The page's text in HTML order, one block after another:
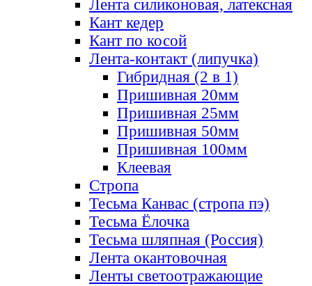
Лента силиконовая, латексная
Кант кедер
Кант по косой
Лента-контакт (липучка)
Гибридная (2 в 1)
Пришивная 20мм
Пришивная 25мм
Пришивная 50мм
Пришивная 100мм
Клеевая
Стропа
Тесьма Канвас (стропа пэ)
Тесьма Ёлочка
Тесьма шляпная (Россия)
Лента окантовочная
Ленты светоотражающие